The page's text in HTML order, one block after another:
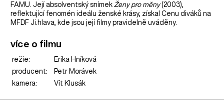
FAMU. Její absolventský snímek Ženy pro měny(2003),
reflektující fenomén ideálu ženské krásy, získal Cenu diváků na
MFDF Ji.hlava, kde jsou její filmy pravidelně uváděny.
více o filmu
režie:
Erika Hníková
producent:
Petr Morávek
kamera:
Vít Klusák